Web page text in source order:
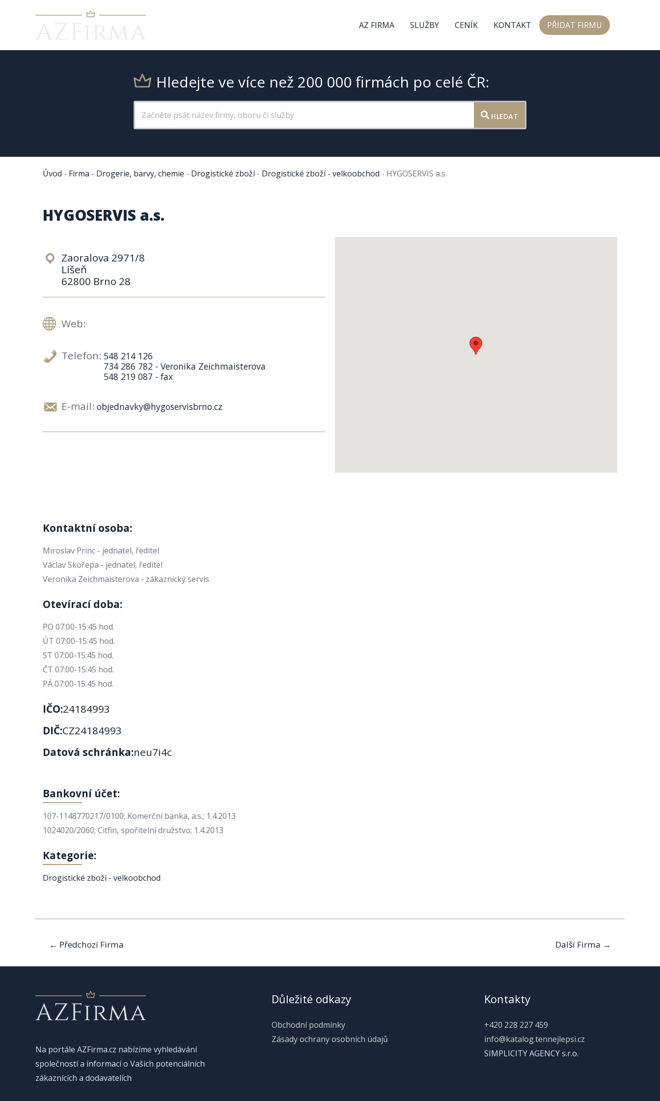
AZ FIRMA SLUŽBY CENÍK KONTAKT PŘIDAT FIRMU
Hledejte ve více než 200 000 firmách po celé ČR:
HLEDAT
Úvod - Firma - Drogerie, barvy, chemie - Drogistické zboží- Drogistické zboží - velkoobchod - HYGOSERVIS a.s.
HYGOSERVIS a.s.
Zaoralova 2971/8
Líšeň
62800 Brno 28
Web:
Telefon: 548 214 126
734 286 782 - Veronika Zeichmaisterova
548 219 087 - fax
E-mail: objednavky@hygoservisbrno.cz
Kontaktní osoba:
Miroslav Princ - jednatel, ředitel
Václav Skořepa - jednatel, ředitel
Veronika Zeichmaisterova - zákaznický servis
Otevírací doba:
PO 07:00-15:45 hod.
ÚT 07:00-15:45 hod.
ST 07:00-15:45 hod.
ČT 07:00-15:45 hod.
PÁ 07:00-15:45 hod.
IČO:24184993
DIČ:CZ24184993
Datová schránka:neu7i4c
Bankovní účet:
107-1148770217/0100; Komerční banka, a.s.; 1.4.2013
1024020/2060; Citfin, spořitelní družstvo; 1.4.2013
Kategorie:
Drogistické zboží - velkoobchod
Navigace
pro
příspěvek
← Předchozí Firma Další Firma →
Na portále AZFirma.cz nabízíme vyhledávání
společností a informací o Vašich potenciálních
zákaznících a dodavatelích
Důležité odkazy
Obchodní podmínky
Zásady ochrany osobních údajů
Kontakty
+420 228 227 459
info@katalog.tennejlepsi.cz
SIMPLICITY AGENCY s.r.o.